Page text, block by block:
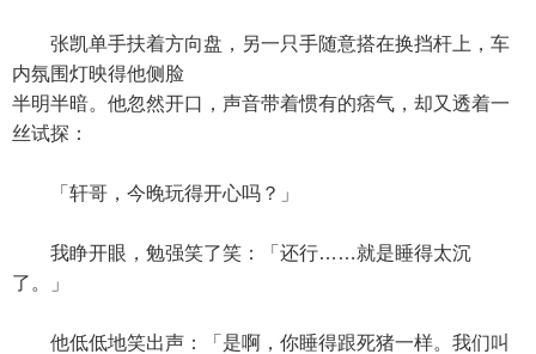
张凯单手扶着方向盘，另一只手随意搭在换挡杆上，车
内氛围灯映得他侧脸
半明半暗。他忽然开口，声音带着惯有的痞气，却又透着一
丝试探：
「轩哥，今晚玩得开心吗？」
我睁开眼，勉强笑了笑：「还行……就是睡得太沉
了。」
他低低地笑出声：「是啊，你睡得跟死猪一样。我们叫